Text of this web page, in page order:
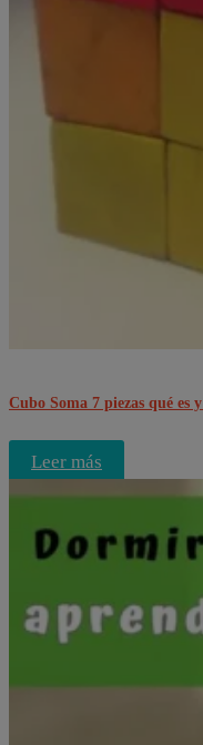
Cubo Soma 7 piezas qué es
Leer más